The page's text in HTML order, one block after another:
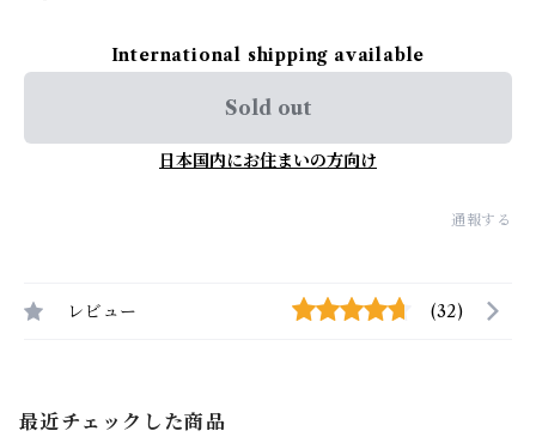
International shipping available
Sold out
日本国内にお住まいの方向け
通報する
レビュー (32)
最近チェックした商品